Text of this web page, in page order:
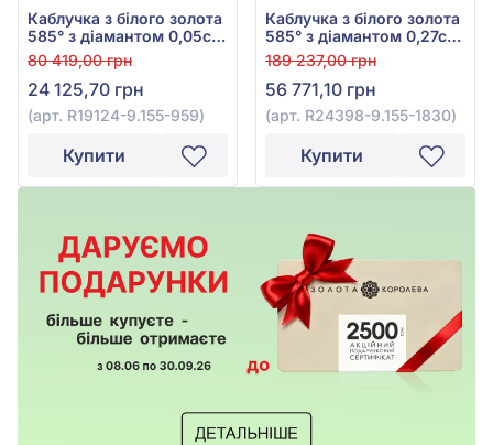
Каблучка з білого золота
585° з діамантом 0,05ct
та топазом Swiss Blue
4,3ct, арт. R19124-9.155-
959
80 419,00 грн
24 125,70 грн
(арт. R19124-9.155-959)
Купити
Каблучка з білого золота
585° з діамантом 0,27ct
та топазом Swiss Blue
7,76ct, арт. R24398-
9.155-1830
189 237,00 грн
56 771,10 грн
(арт. R24398-9.155-1830)
Купити